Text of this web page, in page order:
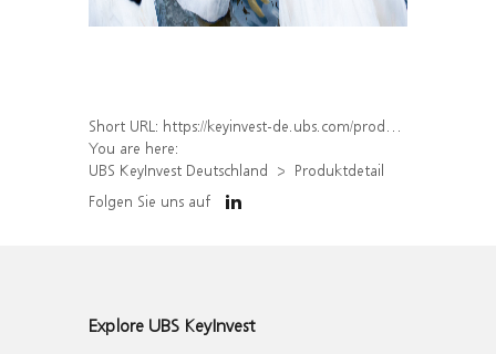
Short URL: https://keyinvest-de.ubs.com/produkt/detail/index/isin/DE000WA6KUB3
You are here:
UBS KeyInvest Deutschland
Produktdetail
Folgen Sie uns auf
Explore UBS KeyInvest